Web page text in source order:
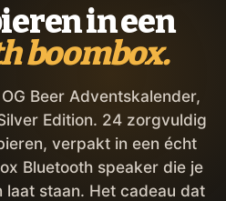
in een
boombox.
Beer Adventskalender,
Edition. 24 zorgvuldig
verpakt in een écht
Bluetooth speaker die je
laat staan. Het cadeau dat